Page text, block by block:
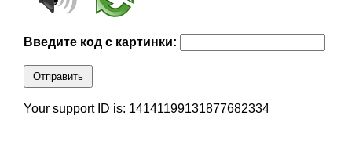
Введите код с картинки:
Отправить
Your support ID is: 14141199131877682334